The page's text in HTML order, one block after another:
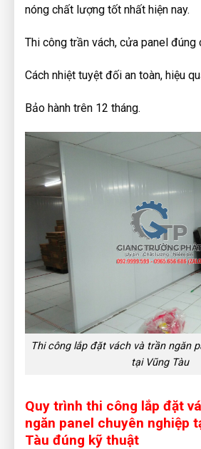
nóng chất lượng tốt nhất hiện nay.
Thi công trần vách, cửa panel đúng
Cách nhiệt tuyệt đối an toàn, hiệu
Bảo hành trên 12 tháng.
Thi công lắp đặt vách và trần ngăn
tại Vũng Tàu
Quy trình thi công lắp đặt
ngăn panel chuyên nghiệp
Tàu đúng kỹ thuật